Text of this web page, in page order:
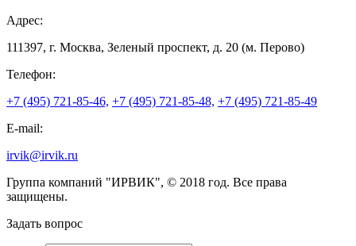
Адрес:
111397, г. Москва, Зеленый проспект, д. 20 (м. Перово)
Телефон:
+7 (495) 721-85-46, +7 (495) 721-85-48, +7 (495) 721-85-49
E-mail:
irvik@irvik.ru
Группа компаний "ИРВИК", © 2018 год. Все права
защищены.
Задать вопрос